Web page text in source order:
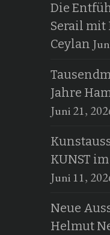
Die
Serail mit
Ceylan
Jahre
Juni 21,
KUNST
Juni 11,
Neue
Helmut